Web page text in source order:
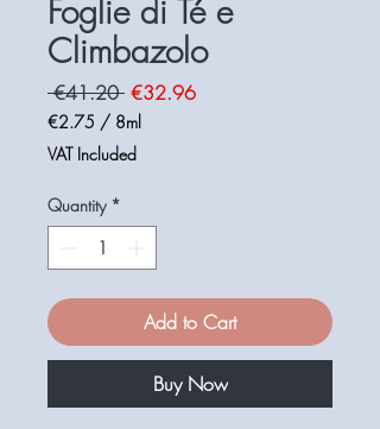
Foglie di Té e
Climbazolo
€41.20 Regular
Price
€32.96Sale
€2.75 / 8ml
€2.75
per
Milliliters
VAT Included
Quantity *
Add to Cart
Buy Now